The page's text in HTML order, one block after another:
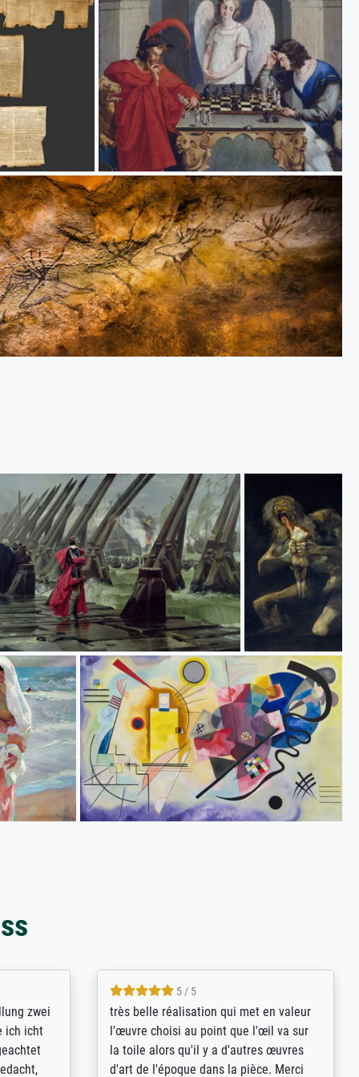
to
the best
by the
5 / 5
eine große Auswahl an Bildern und
deren Reproduktionsmöglichkeiten;
wurde sehr gut durch die einzelnen
Bestellkriterien geführt, verständliche